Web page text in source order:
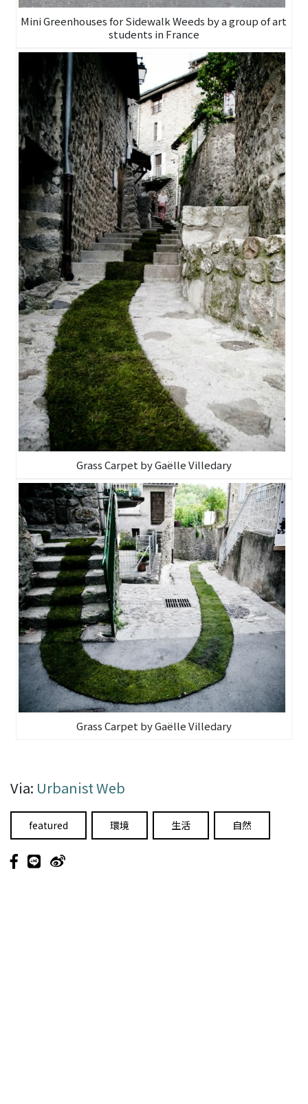
Mini Greenhouses for Sidewalk Weeds by a group of art
students in France
Grass Carpet by Gaëlle Villedary
Grass Carpet by Gaëlle Villedary
Via: Urbanist Web
featured 環境 生活 自然